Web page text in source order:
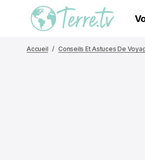
Accueil Conseils Et Astuces De